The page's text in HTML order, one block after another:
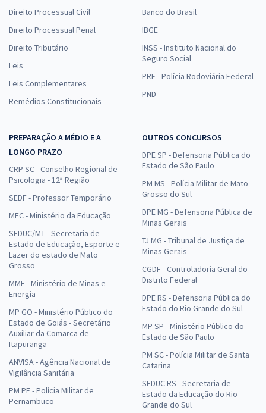
Direito Processual Civil
Direito Processual Penal
Direito Tributário
Leis
Leis Complementares
Remédios Constitucionais
Banco do Brasil
IBGE
INSS - Instituto Nacional do
Seguro Social
PRF - Polícia Rodoviária Federal
PND
PREPARAÇÃO A MÉDIO E A
LONGO PRAZO
CRP SC - Conselho Regional de
Psicologia - 12ª Região
SEDF - Professor Temporário
MEC - Ministério da Educação
SEDUC/MT - Secretaria de
Estado de Educação, Esporte e
Lazer do estado de Mato
Grosso
MME - Ministério de Minas e
Energia
MP GO - Ministério Público do
Estado de Goiás - Secretário
Auxiliar da Comarca de
Itapuranga
ANVISA - Agência Nacional de
Vigilância Sanitária
PM PE - Polícia Militar de
Pernambuco
OUTROS CONCURSOS
DPE SP - Defensoria Pública do
Estado de São Paulo
PM MS - Polícia Militar de Mato
Grosso do Sul
DPE MG - Defensoria Pública de
Minas Gerais
TJ MG - Tribunal de Justiça de
Minas Gerais
CGDF - Controladoria Geral do
Distrito Federal
DPE RS - Defensoria Pública do
Estado do Rio Grande do Sul
MP SP - Ministério Público do
Estado de São Paulo
PM SC - Polícia Militar de Santa
Catarina
SEDUC RS - Secretaria de
Estado da Educação do Rio
Grande do Sul